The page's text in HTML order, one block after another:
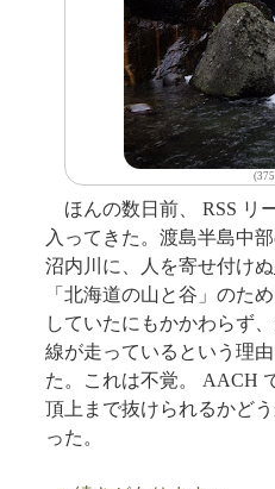
ほんの数日前、 RSS リ
入ってきた。渡島半島中
沼内川に、人を寄せ付けぬ
「北海道の山と谷」のた
していたにもかかわらず
線が走っているという理
た。これは不覚。 AACH
頂上まで抜けられるかど
った。